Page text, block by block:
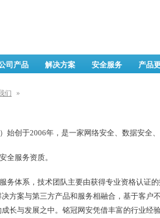
司产品 解决方案 安全服务 产品
们 »
始创于2006年，是一家网络安全、数据安全
全服务资质。
务体系，技术团队主要由获得专业资格认证
方案与第三方产品和服务相融合，基于客
长与发展之中。铭冠网安凭借丰富的行业